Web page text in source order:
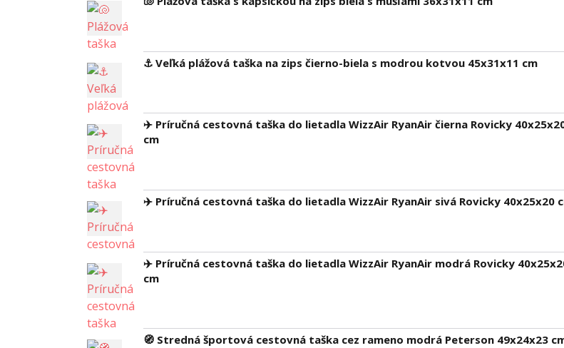
⚓ Veľká plážová taška na zips čierno-biela s modrou kotvou 45x31x11 cm
✈️ Príručná cestovná taška do lietadla WizzAir RyanAir čierna Rovicky
cm
✈️ Príručná cestovná taška do lietadla WizzAir RyanAir sivá Rovicky 40x25x20
✈️ Príručná cestovná taška do lietadla WizzAir RyanAir modrá Rovicky
cm
🧭 Stredná športová cestovná taška cez rameno modrá Peterson 49x24x23